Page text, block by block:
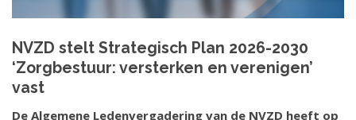
NVZD stelt Strategisch Plan 2026-2030
‘Zorgbestuur: versterken en verenigen’
vast
De Algemene Ledenvergadering van de NVZD heeft op